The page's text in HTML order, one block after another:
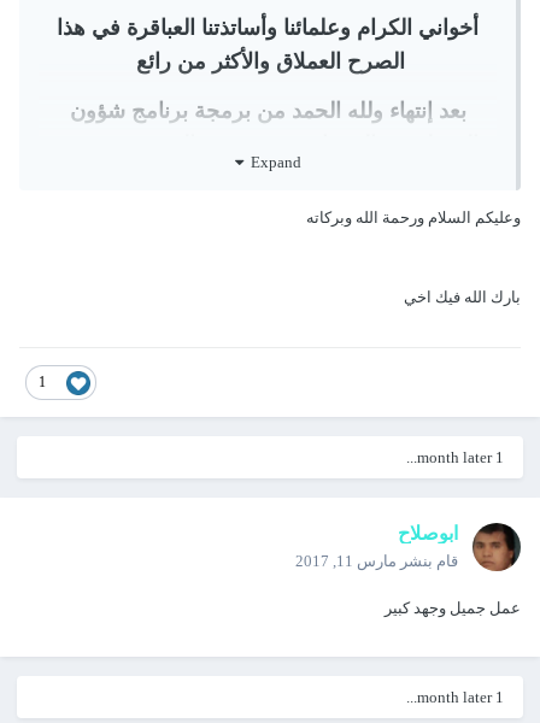
أخواني الكرام وعلمائنا وأساتذتنا العباقرة في هذا
الصرح العملاق والأكثر من رائع
بعد إنتهاء ولله الحمد من برمجة برنامج شؤون
وجيزة على هذا الرابط
برنامج شؤون وإدارة الموظفين بحلته وشكله الجديد
البرنامج مفتوح المصدر
وتنصيب البرنامج بكل سهولة وفي الاخير تفعيل
يعمل البرنامج على كافة أنظمة ويندوز وكافة نسخ
Expand
وعليكم السلام ورحمة الله وبركاته
بارك الله فيك اخي
ابوصلاح
قام بنشر مارس 11, 2017
عمل جميل وجهد كبير